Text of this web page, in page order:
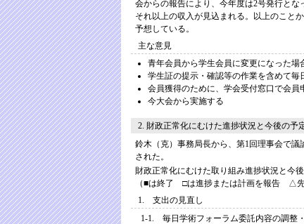
会からの報告により、今年度は2号発行と
それ以上の収入が見込まれる。以上のこと
予想している。
主な意見
青年会員から学生会員に変更になった場
学生証の提示・確認等の作業を含めて毎
会員獲得のために、学会受付窓口で会員
今大会から実施する
2. 財政正常化にむけた進捗状況と今後の予
鈴木（克）事務局長から、第1回理事会で
された。
財政正常化にむけた取り組み進捗状況と今
（■は終了 □は進捗または計画を報告 △
1. 支出の見直し
1-1. 毎日学術フォーラム委託内容の調整